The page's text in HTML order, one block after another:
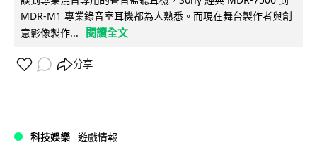
MDR-M1 專業錄音室耳機都為人熟悉。而現在舞台製作者與創
意影像製作...
閱讀全文
分享
科技娛樂 遊戲情報